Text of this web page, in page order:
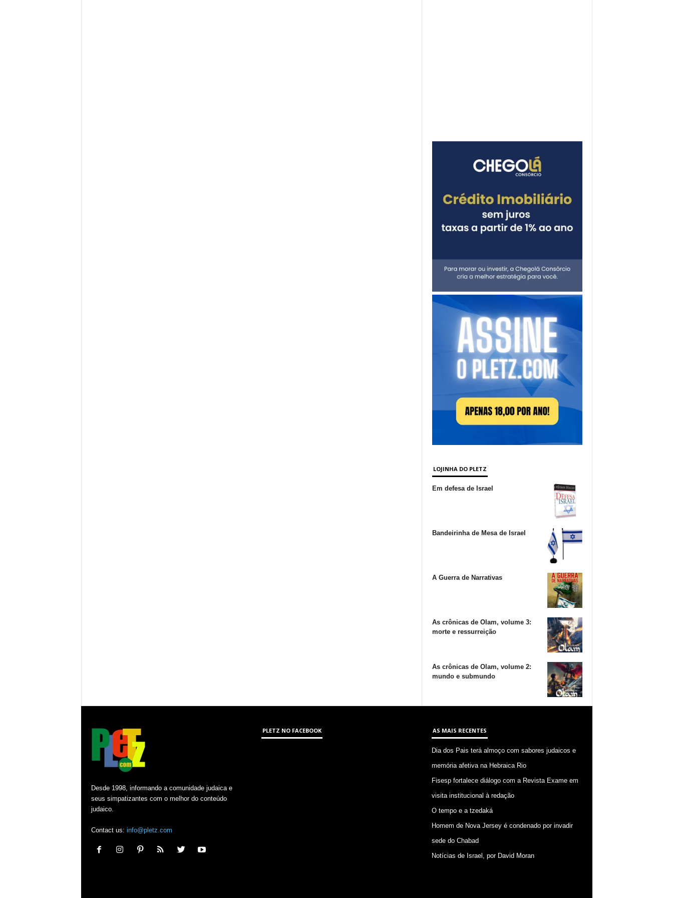
LOJINHA DO PLETZ
Em defesa de Israel
Bandeirinha de Mesa de Israel
A Guerra de Narrativas
As crônicas de Olam, volume 3:
morte e ressurreição
As crônicas de Olam, volume 2:
mundo e submundo
Desde 1998, informando a comunidade judaica e
seus simpatizantes com o melhor do conteúdo
judaico.
Contact us: info@pletz.com
PLETZ NO FACEBOOK AS MAIS RECENTES
Dia dos Pais terá almoço com sabores judaicos e
memória afetiva na Hebraica Rio
Fisesp fortalece diálogo com a Revista Exame em
visita institucional à redação
O tempo e a tzedaká
Homem de Nova Jersey é condenado por invadir
sede do Chabad
Notícias de Israel, por David Moran